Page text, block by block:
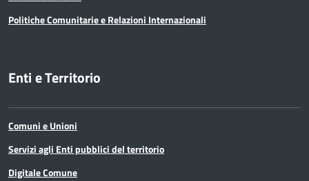
Politiche Comunitarie e Relazioni Internazionali
Enti e Territorio
Comuni e Unioni
Servizi agli Enti pubblici del territorio
Digitale Comune